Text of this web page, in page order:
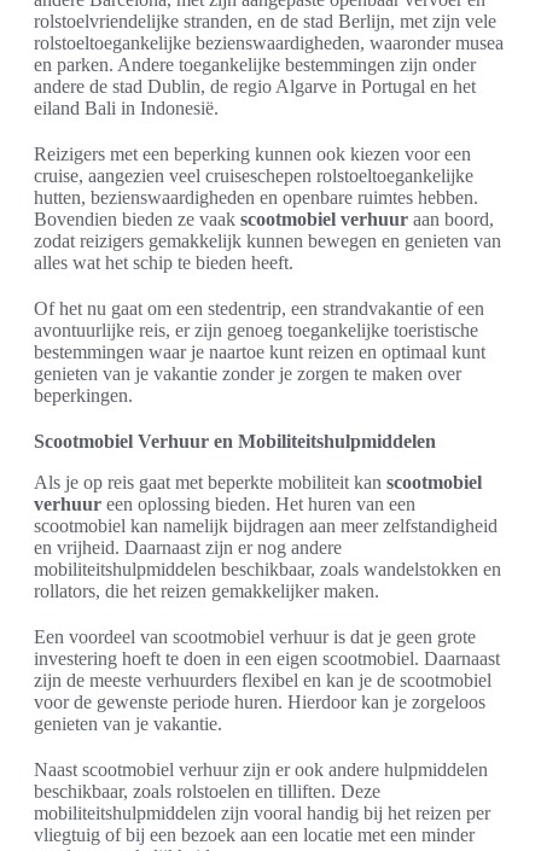
rolstoelvriendelijke stranden, en de stad Berlijn, met zijn vele
rolstoeltoegankelijke bezienswaardigheden, waaronder musea
en parken. Andere toegankelijke bestemmingen zijn onder
andere de stad Dublin, de regio Algarve in Portugal en het
eiland Bali in Indonesië.
Reizigers met een beperking kunnen ook kiezen voor een
cruise, aangezien veel cruiseschepen rolstoeltoegankelijke
hutten, bezienswaardigheden en openbare ruimtes hebben.
Bovendien bieden ze vaak scootmobiel verhuur aan boord,
zodat reizigers gemakkelijk kunnen bewegen en genieten van
alles wat het schip te bieden heeft.
Of het nu gaat om een stedentrip, een strandvakantie of een
avontuurlijke reis, er zijn genoeg toegankelijke toeristische
bestemmingen waar je naartoe kunt reizen en optimaal kunt
genieten van je vakantie zonder je zorgen te maken over
beperkingen.
Scootmobiel Verhuur en Mobiliteitshulpmiddelen
Als je op reis gaat met beperkte mobiliteit kan scootmobiel
verhuur een oplossing bieden. Het huren van een
scootmobiel kan namelijk bijdragen aan meer zelfstandigheid
en vrijheid. Daarnaast zijn er nog andere
mobiliteitshulpmiddelen beschikbaar, zoals wandelstokken en
rollators, die het reizen gemakkelijker maken.
Een voordeel van scootmobiel verhuur is dat je geen grote
investering hoeft te doen in een eigen scootmobiel. Daarnaast
zijn de meeste verhuurders flexibel en kan je de scootmobiel
voor de gewenste periode huren. Hierdoor kan je zorgeloos
genieten van je vakantie.
Naast scootmobiel verhuur zijn er ook andere hulpmiddelen
beschikbaar, zoals rolstoelen en tilliften. Deze
mobiliteitshulpmiddelen zijn vooral handig bij het reizen per
vliegtuig of bij een bezoek aan een locatie met een minder